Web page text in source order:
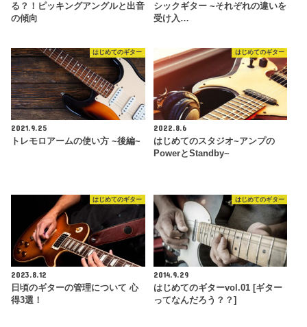
る？！ピッキングアングルと出音
の傾向
シックギター ~それぞれの違いを
受け入…
はじめてのギター
2021.9.25
トレモロアームの使い方 ~後編~
はじめてのギター
2022.8.6
はじめてのスタジオ~アンプの
PowerとStandby~
はじめてのギター
2023.8.12
日頃のギターの管理について 心
得3選！
はじめてのギター
2014.9.29
はじめてのギターvol.01 [ギター
ってなんだろう？？]